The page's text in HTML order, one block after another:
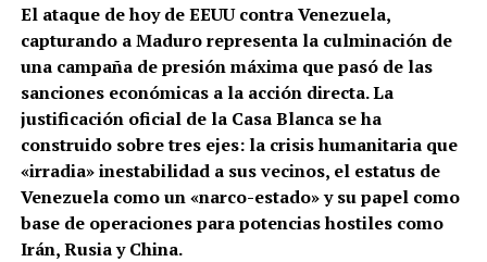
El ataque de hoy de EEUU contra Venezuela,
capturando a Maduro representa la culminación de
una campaña de presión máxima que pasó de las
sanciones económicas a la acción directa. La
justificación oficial de la Casa Blanca se ha
construido sobre tres ejes: la crisis humanitaria que
«irradia» inestabilidad a sus vecinos, el estatus de
Venezuela como un «narco-estado» y su papel como
base de operaciones para potencias hostiles como
Irán, Rusia y China.